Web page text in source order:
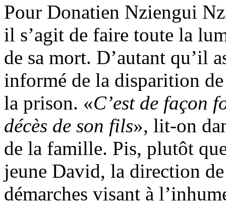
Pour Donatien Nziengui
il s’agit de faire toute la
de sa mort. D’autant qu’il
informé de la disparition
la prison. «C’est de façon
décès de son fils», lit-on
de la famille. Pis, plutôt
jeune David, la direction
démarches visant à